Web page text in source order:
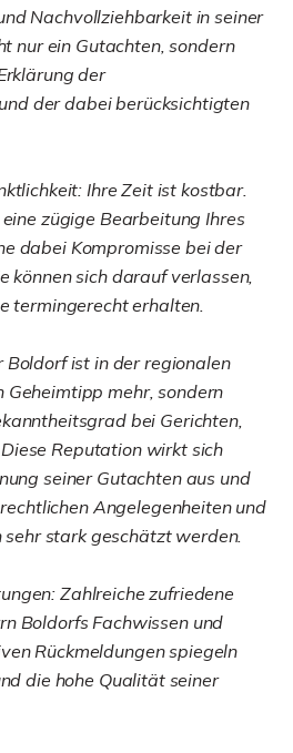
Nachvollziehbarkeit in seiner
nur ein Gutachten, sondern
der
der dabei berücksichtigten
Ihre Zeit ist kostbar.
zügige Bearbeitung Ihres
dabei Kompromisse bei der
können sich darauf verlassen,
termingerecht erhalten.
ist in der regionalen
Geheimtipp mehr, sondern
bei Gerichten,
Reputation wirkt sich
seiner Gutachten aus und
Angelegenheiten und
stark geschätzt werden.
Zahlreiche zufriedene
Boldorfs Fachwissen und
Rückmeldungen spiegeln
die hohe Qualität seiner